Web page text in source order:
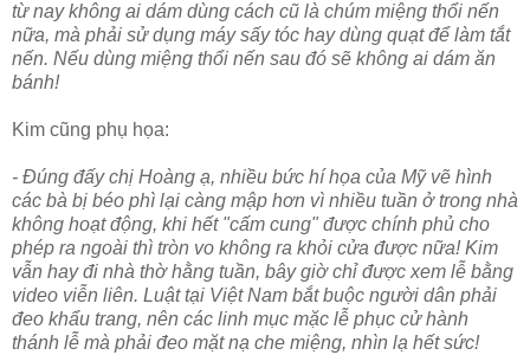
từ nay không ai dám dùng cách cũ là chúm miệng thổi nến
nữa, mà phải sử dụng máy sấy tóc hay dùng quạt để làm tắt
nến. Nếu dùng miệng thổi nến sau đó sẽ không ai dám ăn
bánh!
Kim cũng phụ họa:
- Đúng đấy chị Hoàng ạ, nhiều bức hí họa của Mỹ vẽ hình
các bà bị béo phì lại càng mập hơn vì nhiều tuần ở trong nhà
không hoạt động, khi hết "cấm cung" được chính phủ cho
phép ra ngoài thì tròn vo không ra khỏi cửa được nữa! Kim
vẫn hay đi nhà thờ hằng tuần, bây giờ chỉ được xem lễ bằng
video viễn liên. Luật tại Việt Nam bắt buộc người dân phải
đeo khẩu trang, nên các linh mục mặc lễ phục cử hành
thánh lễ mà phải đeo mặt nạ che miệng, nhìn lạ hết sức!